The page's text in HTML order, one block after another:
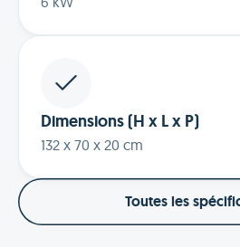
Dimensions (H x L x P)
132 x 70 x 20 cm
Toutes les